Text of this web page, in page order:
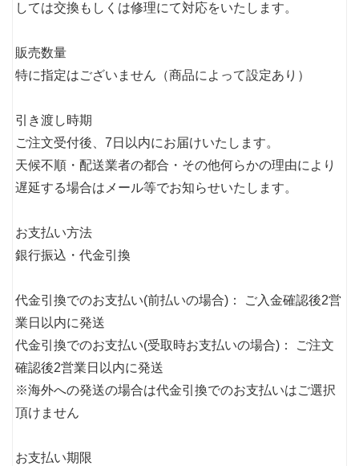
しては交換もしくは修理にて対応をいたします。
販売数量
特に指定はございません（商品によって設定あり）
引き渡し時期
ご注文受付後、7日以内にお届けいたします。
天候不順・配送業者の都合・その他何らかの理由により
遅延する場合はメール等でお知らせいたします。
お支払い方法
銀行振込・代金引換
代金引換でのお支払い(前払いの場合)： ご入金確認後2営
業日以内に発送
代金引換でのお支払い(受取時お支払いの場合)： ご注文
確認後2営業日以内に発送
※海外への発送の場合は代金引換でのお支払いはご選択
頂けません
お支払い期限